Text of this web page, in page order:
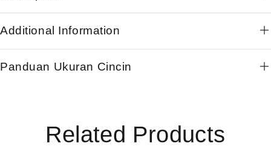
Additional Information
Panduan Ukuran Cincin
Related Products